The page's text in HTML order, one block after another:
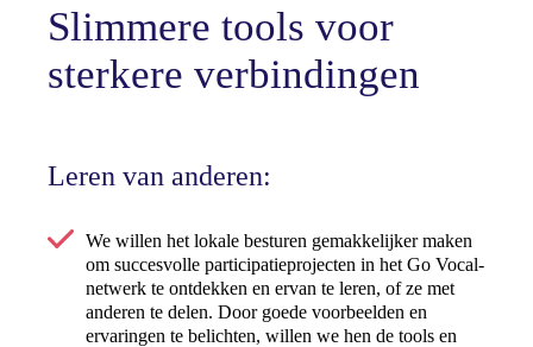
Slimmere tools voor
sterkere verbindingen
Leren van anderen:
We willen het lokale besturen gemakkelijker maken
om succesvolle participatieprojecten in het Go Vocal-
netwerk te ontdekken en ervan te leren, of ze met
anderen te delen. Door goede voorbeelden en
ervaringen te belichten, willen we hen de tools en